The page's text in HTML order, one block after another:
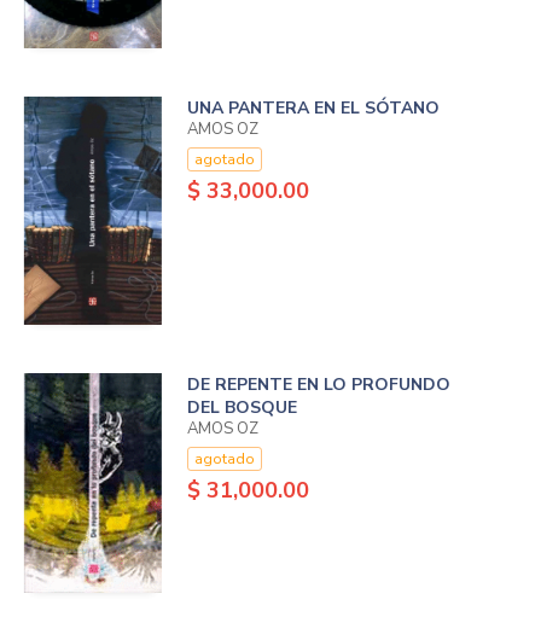
UNA PANTERA EN EL SÓTANO
AMOS OZ
agotado
$ 33,000.00
DE REPENTE EN LO PROFUNDO
DEL BOSQUE
AMOS OZ
agotado
$ 31,000.00